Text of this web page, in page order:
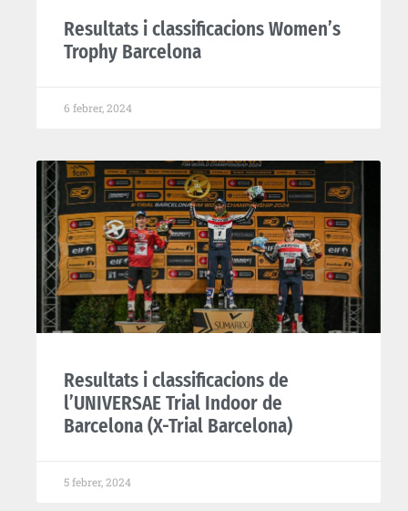
Resultats i classificacions Women’s
Trophy Barcelona
6 febrer, 2024
Resultats i classificacions de
l’UNIVERSAE Trial Indoor de
Barcelona (X-Trial Barcelona)
5 febrer, 2024